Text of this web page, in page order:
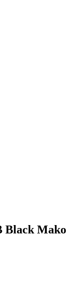
Black Mako